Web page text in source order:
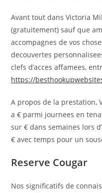
Avant tout dans Victoria
(gratuitement) sauf que
accompagnes de vos
decouvertes
clefs d’acces affamees,
https://
A propos de la prestation,
a € parmi journees en
sur € dans semaines lors
€ avec temps pour un
Reserve Cougar
Nos significatifs de